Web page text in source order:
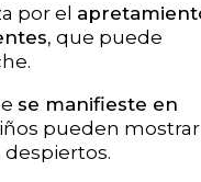
por el
, que puede
se manifieste en
pueden mostrar